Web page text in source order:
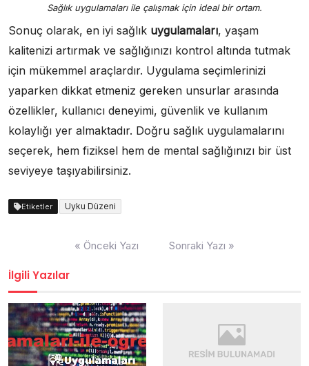
Sağlık uygulamaları ile çalışmak için ideal bir ortam.
Sonuç olarak, en iyi sağlık uygulamaları, yaşam
kalitenizi artırmak ve sağlığınızı kontrol altında tutmak
için mükemmel araçlardır. Uygulama seçimlerinizi
yaparken dikkat etmeniz gereken unsurlar arasında
özellikler, kullanıcı deneyimi, güvenlik ve kullanım
kolaylığı yer almaktadır. Doğru sağlık uygulamalarını
seçerek, hem fiziksel hem de mental sağlığınızı bir üst
seviyeye taşıyabilirsiniz.
Etiketler Uyku Düzeni
« Önceki Yazı Sonraki Yazı »
İlgili Yazılar